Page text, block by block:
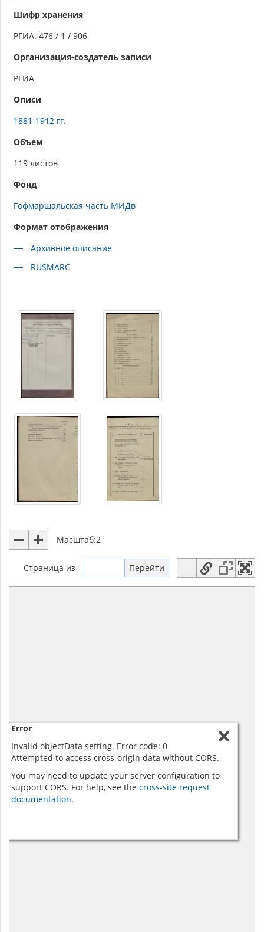
Шифр хранения
РГИА. 476 / 1 / 906
Организация-создатель записи
РГИА
Описи
1881-1912 гг.
Объем
119 листов
Фонд
Гофмаршальская часть МИДв
Формат отображения
Архивное описание
RUSMARC
Масштаб:2
Страница из
Error
Invalid objectData setting. Error code: 0
Attempted to access cross-origin data without CORS.
You may need to update your server configuration to
support CORS. For help, see the cross-site request
documentation.